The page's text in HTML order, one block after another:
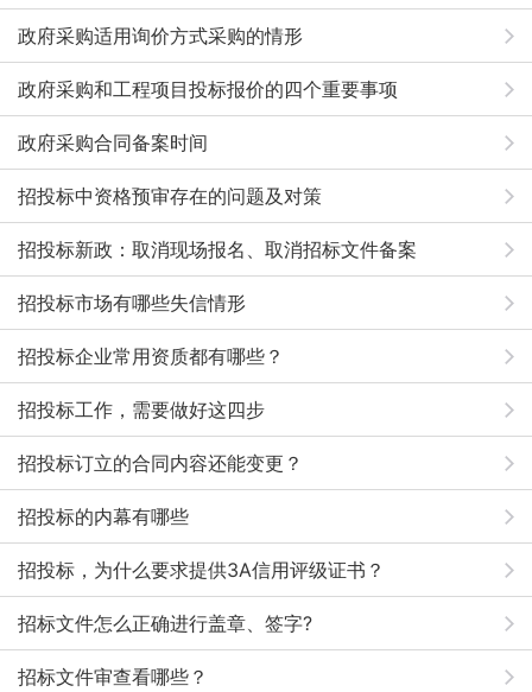
政府采购适用询价方式采购的情形
政府采购和工程项目投标报价的四个重要事项
政府采购合同备案时间
招投标中资格预审存在的问题及对策
招投标新政：取消现场报名、取消招标文件备案
招投标市场有哪些失信情形
招投标企业常用资质都有哪些？
招投标工作，需要做好这四步
招投标订立的合同内容还能变更？
招投标的内幕有哪些
招投标，为什么要求提供3A信用评级证书？
招标文件怎么正确进行盖章、签字?
招标文件审查看哪些？